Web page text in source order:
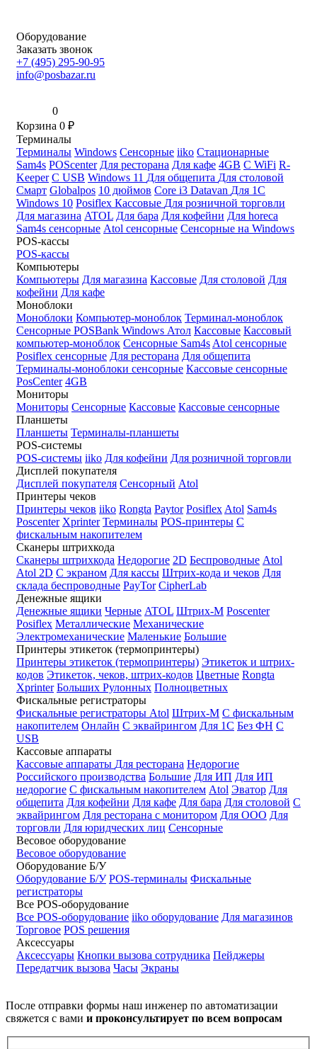
Оборудование
Заказать звонок
+7 (495) 295-90-95
info@posbazar.ru
0
Корзина 0 ₽
Терминалы
Терминалы Windows Сенсорные iiko Стационарные
Sam4s POScenter Для ресторана Для кафе 4GB С WiFi R-
Keeper С USB Windows 11 Для общепита Для столовой
Смарт Globalpos 10 дюймов Core i3 Datavan Для 1С
Windows 10 Posiflex Кассовые Для розничной торговли
Для магазина ATOL Для бара Для кофейни Для horeca
Sam4s сенсорные Atol сенсорные Сенсорные на Windows
POS-кассы
POS-кассы
Компьютеры
Компьютеры Для магазина Кассовые Для столовой Для
кофейни Для кафе
Моноблоки
Моноблоки Компьютер-моноблок Терминал-моноблок
Сенсорные POSBank Windows Атол Кассовые Кассовый
компьютер-моноблок Сенсорные Sam4s Atol сенсорные
Posiflex сенсорные Для ресторана Для общепита
Терминалы-моноблоки сенсорные Кассовые сенсорные
PosCenter 4GB
Мониторы
Мониторы Сенсорные Кассовые Кассовые сенсорные
Планшеты
Планшеты Терминалы-планшеты
POS-системы
POS-системы iiko Для кофейни Для розничной торговли
Дисплей покупателя
Дисплей покупателя Сенсорный Atol
Принтеры чеков
Принтеры чеков iiko Rongta Paytor Posiflex Atol Sam4s
Poscenter Xprinter Терминалы POS-принтеры С
фискальным накопителем
Сканеры штрихкода
Сканеры штрихкода Недорогие 2D Беспроводные Atol
Atol 2D С экраном Для кассы Штрих-кода и чеков Для
склада беспроводные PayTor CipherLab
Денежные ящики
Денежные ящики Черные ATOL Штрих-М Poscenter
Posiflex Металлические Механические
Электромеханические Маленькие Большие
Принтеры этикеток (термопринтеры)
Принтеры этикеток (термопринтеры) Этикеток и штрих-
кодов Этикеток, чеков, штрих-кодов Цветные Rongta
Xprinter Больших Рулонных Полноцветных
Фискальные регистраторы
Фискальные регистраторы Atol Штрих-М С фискальным
накопителем Онлайн С эквайрингом Для 1С Без ФН С
USB
Кассовые аппараты
Кассовые аппараты Для ресторана Недорогие
Российского производства Большие Для ИП Для ИП
недорогие С фискальным накопителем Atol Эватор Для
общепита Для кофейни Для кафе Для бара Для столовой С
эквайрингом Для ресторана с монитором Для ООО Для
торговли Для юридческих лиц Сенсорные
Весовое оборудование
Весовое оборудование
Оборудование Б/У
Оборудование Б/У POS-терминалы Фискальные
регистраторы
Все POS-оборудование
Все POS-оборудование iiko оборудование Для магазинов
Торговое POS решения
Аксессуары
Аксессуары Кнопки вызова сотрудника Пейджеры
Передатчик вызова Часы Экраны
После отправки формы наш инженер по автоматизации
свяжется с вами и проконсультирует по всем вопросам